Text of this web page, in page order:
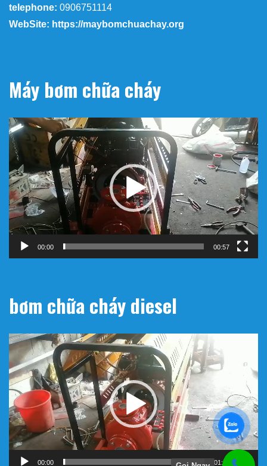
telephone: 0906751114
WebSite: https://maybomchuachay.org
Máy bơm chữa cháy
Trình
chơi
Video
00:00 00:57
bơm chữa cháy diesel
Trình
chơi
Video
00:00 01:11